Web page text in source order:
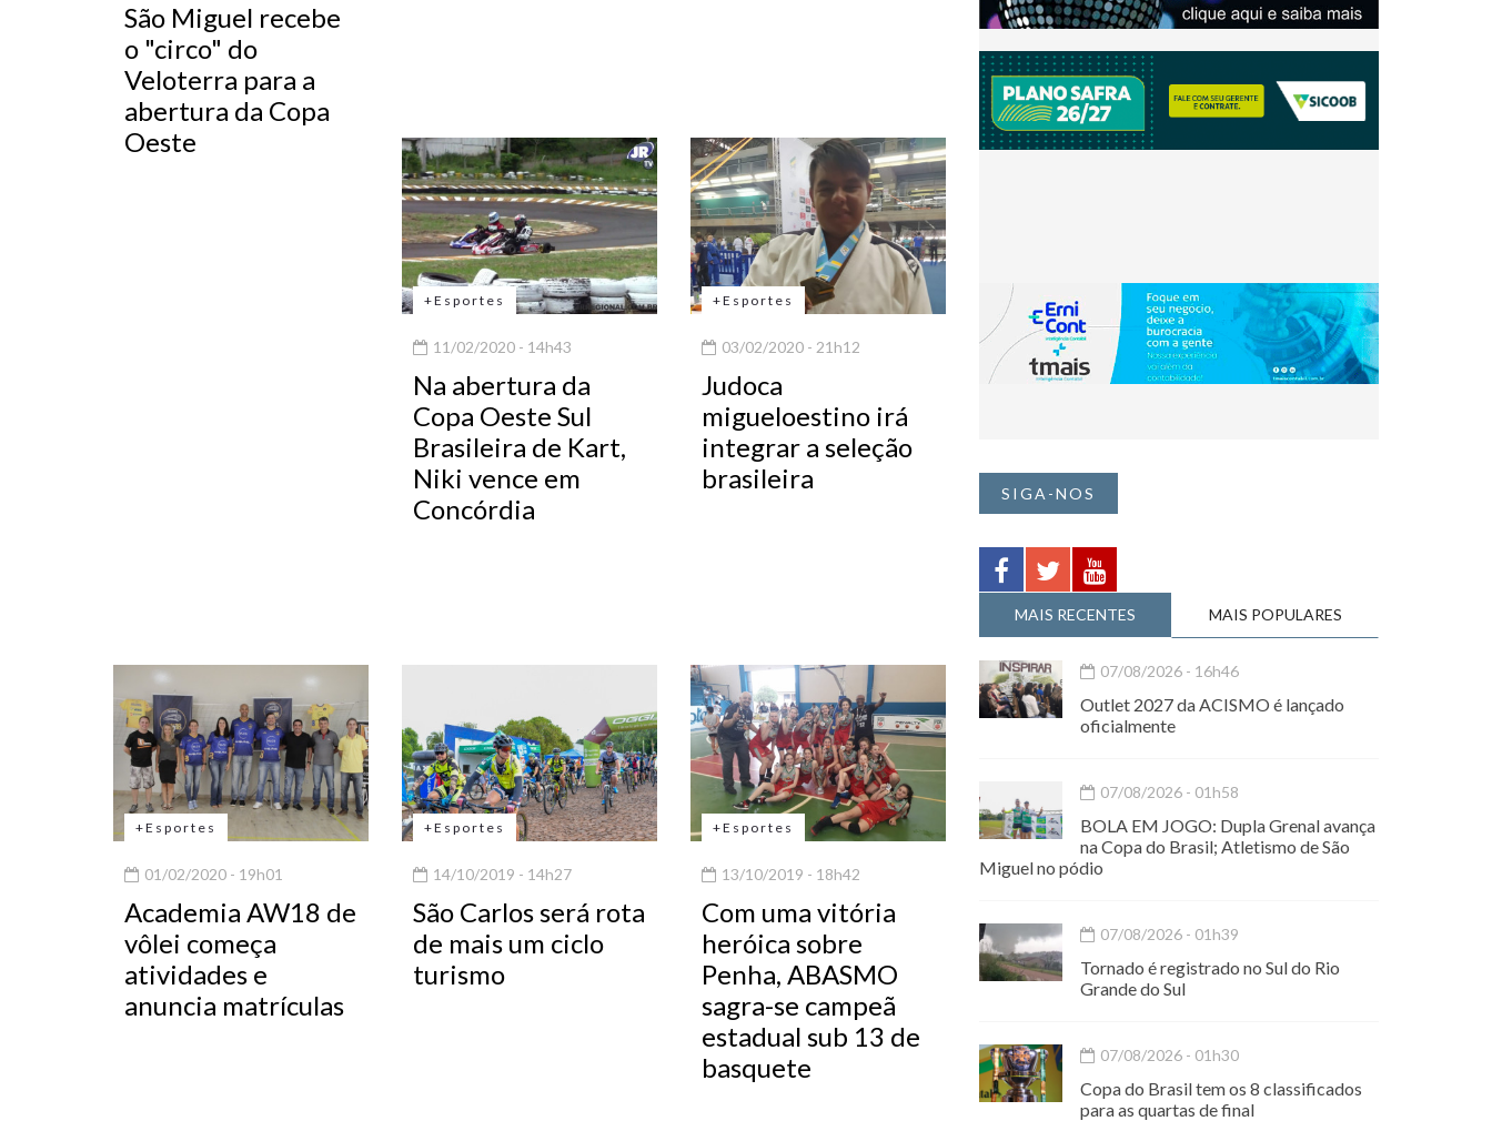
São Miguel recebe
o "circo" do
Veloterra para a
abertura da Copa
Oeste
+Esportes
11/02/2020 - 14h43
Na abertura da
Copa Oeste Sul
Brasileira de Kart,
Niki vence em
Concórdia
+Esportes
03/02/2020 - 21h12
Judoca
migueloestino irá
integrar a seleção
brasileira
+Esportes
01/02/2020 - 19h01
Academia AW18 de
vôlei começa
atividades e
anuncia matrículas
+Esportes
14/10/2019 - 14h27
São Carlos será rota
de mais um ciclo
turismo
+Esportes
13/10/2019 - 18h42
Com uma vitória
heróica sobre
Penha, ABASMO
sagra-se campeã
estadual sub 13 de
basquete
SIGA-NOS
MAIS RECENTES MAIS POPULARES
07/08/2026 - 16h46
Outlet 2027 da ACISMO é lançado
oficialmente
07/08/2026 - 01h58
BOLA EM JOGO: Dupla Grenal avança
na Copa do Brasil; Atletismo de São
Miguel no pódio
07/08/2026 - 01h39
Tornado é registrado no Sul do Rio
Grande do Sul
07/08/2026 - 01h30
Copa do Brasil tem os 8 classificados
para as quartas de final